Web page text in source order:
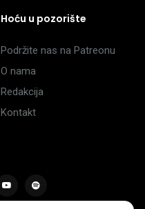
Hoću u pozorište
Podržite nas na Patreonu
O nama
Redakcija
Kontakt